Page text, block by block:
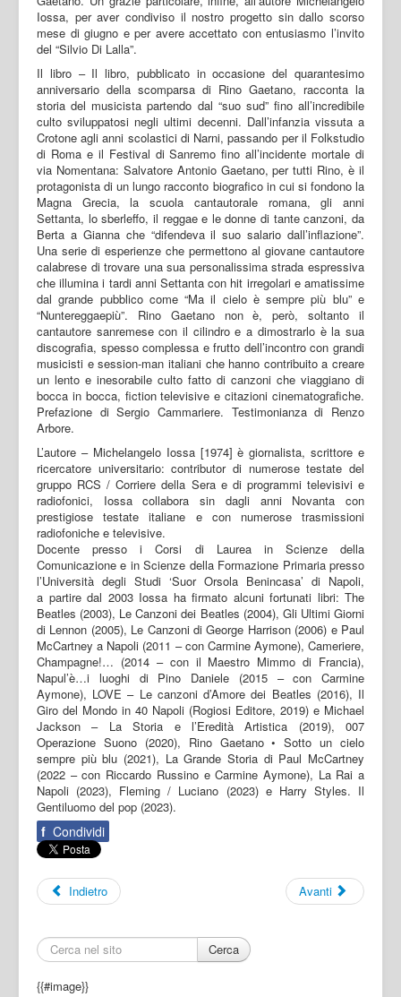
Iossa, per aver condiviso il nostro progetto sin dallo scorso
mese di giugno e per avere accettato con entusiasmo l’invito
del “Silvio Di Lalla”.
Il libro – Il libro, pubblicato in occasione del quarantesimo
anniversario della scomparsa di Rino Gaetano, racconta la
storia del musicista partendo dal “suo sud” fino all’incredibile
culto sviluppatosi negli ultimi decenni. Dall’infanzia vissuta a
Crotone agli anni scolastici di Narni, passando per il Folkstudio
di Roma e il Festival di Sanremo fino all’incidente mortale di
via Nomentana: Salvatore Antonio Gaetano, per tutti Rino, è il
protagonista di un lungo racconto biografico in cui si fondono la
Magna Grecia, la scuola cantautorale romana, gli anni
Settanta, lo sberleffo, il reggae e le donne di tante canzoni, da
Berta a Gianna che “difendeva il suo salario dall’inflazione”.
Una serie di esperienze che permettono al giovane cantautore
calabrese di trovare una sua personalissima strada espressiva
che illumina i tardi anni Settanta con hit irregolari e amatissime
dal grande pubblico come “Ma il cielo è sempre più blu” e
“Nuntereggaepiù”. Rino Gaetano non è, però, soltanto il
cantautore sanremese con il cilindro e a dimostrarlo è la sua
discografia, spesso complessa e frutto dell’incontro con grandi
musicisti e session-man italiani che hanno contribuito a creare
un lento e inesorabile culto fatto di canzoni che viaggiano di
bocca in bocca, fiction televisive e citazioni cinematografiche.
Prefazione di Sergio Cammariere. Testimonianza di Renzo
Arbore.
L’autore – Michelangelo Iossa [1974] è giornalista, scrittore e
ricercatore universitario: contributor di numerose testate del
gruppo RCS / Corriere della Sera e di programmi televisivi e
radiofonici, Iossa collabora sin dagli anni Novanta con
prestigiose testate italiane e con numerose trasmissioni
radiofoniche e televisive.
Docente presso i Corsi di Laurea in Scienze della
Comunicazione e in Scienze della Formazione Primaria presso
l’Università degli Studi ‘Suor Orsola Benincasa’ di Napoli,
a partire dal 2003 Iossa ha firmato alcuni fortunati libri: The
Beatles (2003), Le Canzoni dei Beatles (2004), Gli Ultimi Giorni
di Lennon (2005), Le Canzoni di George Harrison (2006) e Paul
McCartney a Napoli (2011 – con Carmine Aymone), Cameriere,
Champagne!… (2014 – con il Maestro Mimmo di Francia),
Napul’è…i luoghi di Pino Daniele (2015 – con Carmine
Aymone), LOVE – Le canzoni d’Amore dei Beatles (2016), Il
Giro del Mondo in 40 Napoli (Rogiosi Editore, 2019) e Michael
Jackson – La Storia e l’Eredità Artistica (2019), 007
Operazione Suono (2020), Rino Gaetano • Sotto un cielo
sempre più blu (2021), La Grande Storia di Paul McCartney
(2022 – con Riccardo Russino e Carmine Aymone), La Rai a
Napoli (2023), Fleming / Luciano (2023) e Harry Styles. Il
Gentiluomo del pop (2023).
f Condividi
Indietro Avanti
Cerca
{{#image}}